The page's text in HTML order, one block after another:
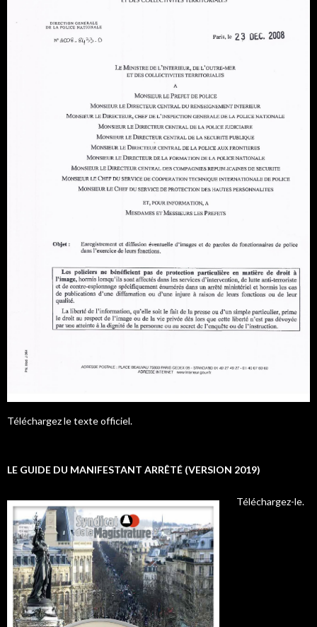
Téléchargez le texte officiel.
LE GUIDE DU MANIFESTANT ARRÊTÉ (VERSION 2019)
Téléchargez-le.